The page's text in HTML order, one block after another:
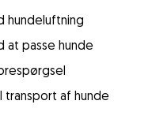
hundeluftning
at passe hunde
transport af hunde